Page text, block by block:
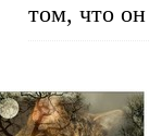
том, что